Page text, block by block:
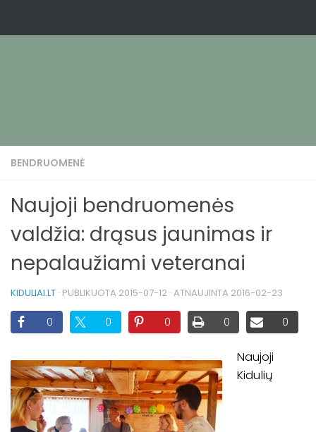
BENDRUOMENĖ
Naujoji bendruomenės
valdžia: drąsus jaunimas ir
nepalaužiami veteranai
KIDULIAI.LT · PUBLIKUOTA 2015-07-12 · ATNAUJINTA 2016-02-23
0 0 0 0 0
Naujoji
Kidulių